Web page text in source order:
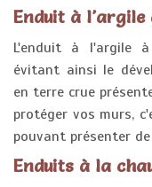
Enduit à
L'enduit à l'argile
évitant ainsi le
en terre crue
protéger vos murs,
pouvant présenter
Enduits à la